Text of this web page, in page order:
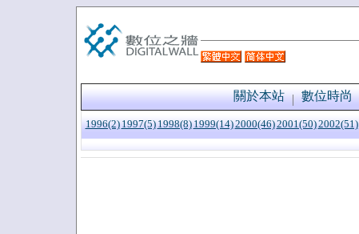
關於本站 數位時尚
1996(2) 1997(5) 1998(8) 1999(14)2000(46)2001(50)2002(51)